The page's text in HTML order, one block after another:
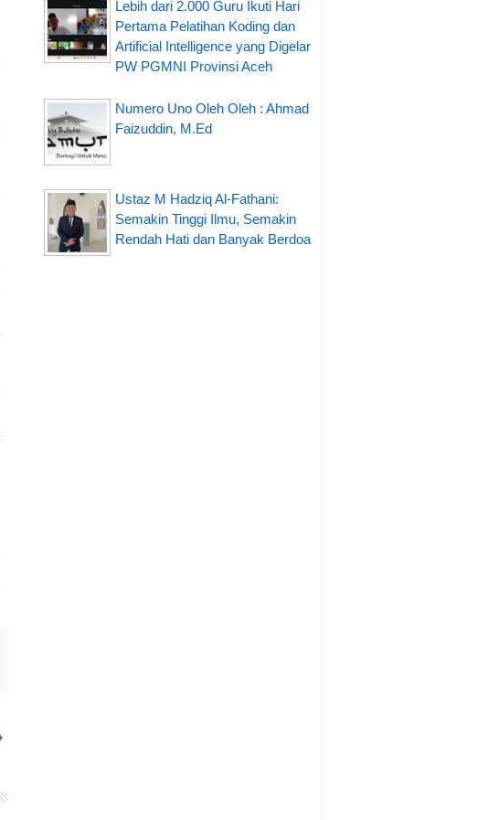
Lebih dari 2.000 Guru Ikuti Hari
Pertama Pelatihan Koding dan
Artificial Intelligence yang Digelar
PW PGMNI Provinsi Aceh
Numero Uno Oleh Oleh : Ahmad
Faizuddin, M.Ed
Ustaz M Hadziq Al-Fathani:
Semakin Tinggi Ilmu, Semakin
Rendah Hati dan Banyak Berdoa